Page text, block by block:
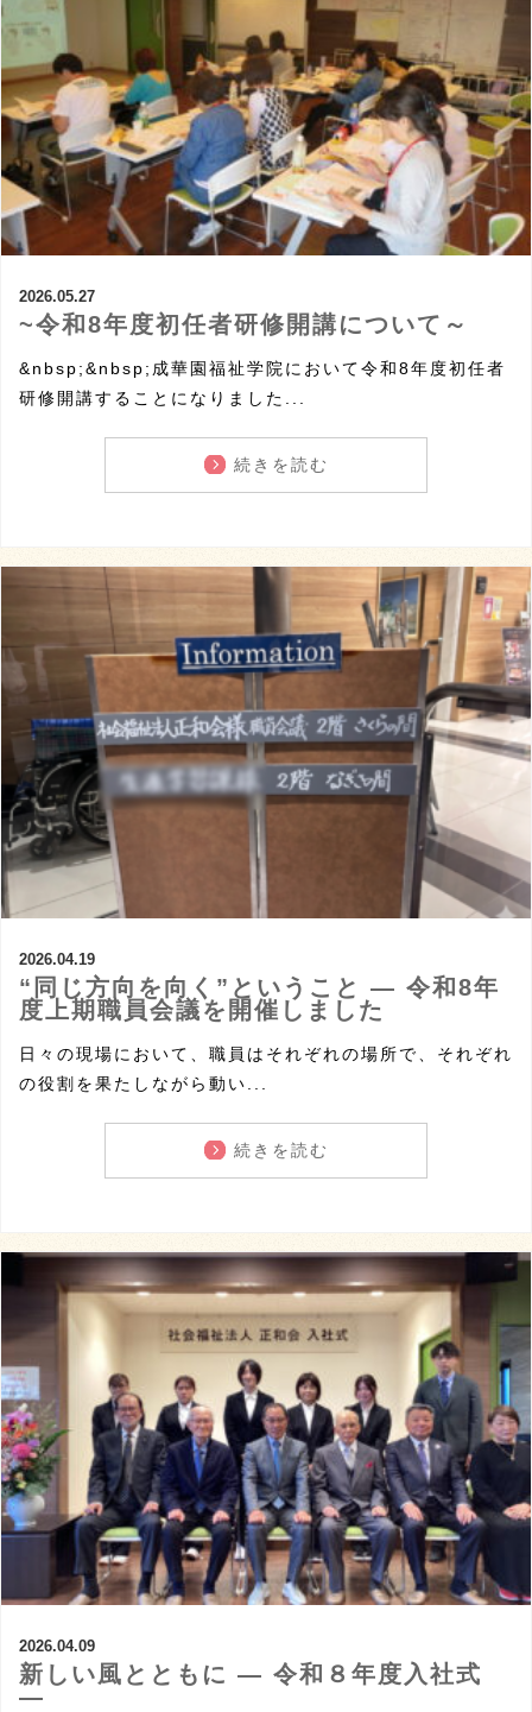
2026.05.27
~令和8年度初任者研修開講について～
&nbsp;&nbsp;成華園福祉学院において令和8年度初任者
研修開講することになりました...
続きを読む
2026.04.19
“同じ方向を向く”ということ ― 令和8年
度上期職員会議を開催しました
日々の現場において、職員はそれぞれの場所で、それぞれ
の役割を果たしながら動い...
続きを読む
2026.04.09
新しい風とともに ― 令和８年度入社式
―